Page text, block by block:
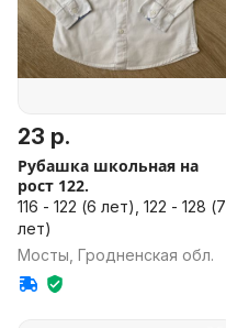
23 р.
Рубашка школьная на
рост 122.
116 - 122 (6 лет), 122 - 128 (7
лет)
Мосты, Гродненская обл.